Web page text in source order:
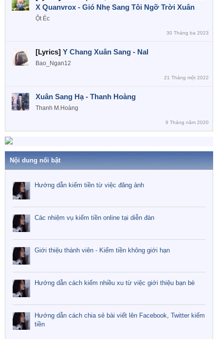
X Quanvrox - Gió Nhẹ Sang Tôi Ngỡ Trời Xuân
Ột Éc
30 Tháng ba 2023
[Lyrics] Y Chang Xuân Sang - Nal
Bao_Ngan12
21 Tháng một 2022
Xuân Sang Hạ - Thanh Hoàng
Thanh M.Hoàng
9 Tháng năm 2020
Nội dung nổi bật
Hướng dẫn kiếm tiền từ việc đăng ảnh
Các nhiệm vụ kiếm tiền online tại diễn đàn
Giới thiệu thành viên - Kiếm tiền không giới hạn
Hướng dẫn cách kiếm nhiều xu từ việc giới thiệu bạn bè
Hướng dẫn cách chia sẻ bài viết lên Facebook, Twitter kiếm
tiền